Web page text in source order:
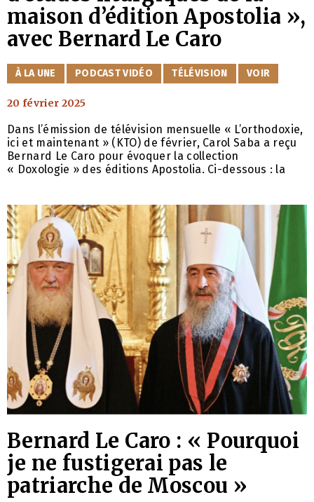
maison d’édition Apostolia »,
avec Bernard Le Caro
CATÉGORIES
À LA UNE PODCAST VIDÉO TÉLÉVISION VOIR
20 février 2025
Dans l’émission de télévision mensuelle « L’orthodoxie,
ici et maintenant » (KTO) de février, Carol Saba a reçu
Bernard Le Caro pour évoquer la collection
« Doxologie » des éditions Apostolia. Ci-dessous : la
Bernard Le Caro : « Pourquoi
je ne fustigerai pas le
patriarche de Moscou »